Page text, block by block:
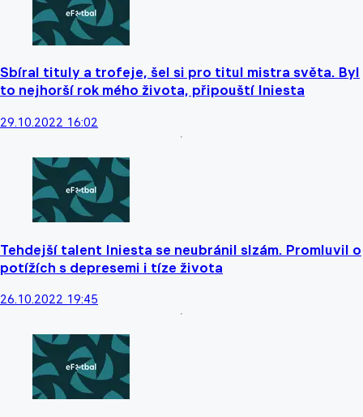
Sbíral tituly a trofeje, šel si pro titul mistra světa. Byl
to nejhorší rok mého života, připouští Iniesta
29.10.2022 16:02
Tehdejší talent Iniesta se neubránil slzám. Promluvil o
potížích s depresemi i tíze života
26.10.2022 19:45